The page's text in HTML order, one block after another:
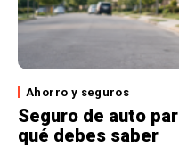
Ahorro y seguros
Seguro de auto
qué debes saber